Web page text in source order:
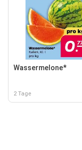
Wassermelone*
2 Tage